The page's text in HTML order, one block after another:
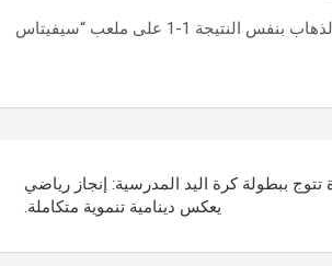
يُذكر أن هذا التعادل هو الثاني بين الفريقين في هذا الموسم، حيث انتهت مباراة الذهاب بنفس النتيجة 1-1 على ملعب “سيفيتاس
تتوج ببطولة كرة اليد المدرسية: إنجاز رياضي
يعكس دينامية تنموية متكاملة.